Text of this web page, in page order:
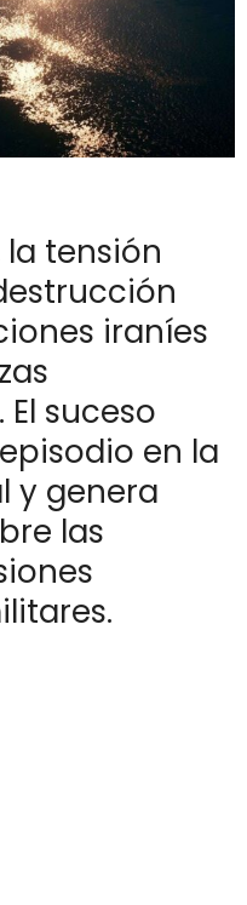
la tensión
iraníes
suceso
en la
y genera
las